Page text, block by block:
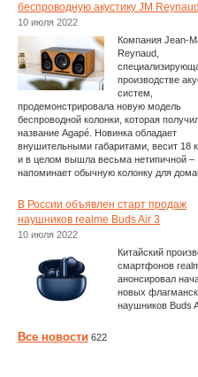
беспроводную акустику JM
10 июля 2022
Компания Jean-
Reynaud,
производстве
систем,
продемонстрировала новую модель
беспроводной колонки, которая
название Agapé. Новинка обладает
внушительными габаритами, весит 18
и в целом вышла весьма нетипичной –
напоминает обычную колонку для
В России объявлен старт продаж
наушников realme Buds Air 3
10 июля 2022
Китайский
смартфонов
анонсировал
новых
наушников Buds
Все новости 622